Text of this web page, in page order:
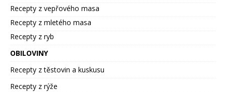
Recepty z vepřového masa
Recepty z mletého masa
Recepty z ryb
OBILOVINY
Recepty z těstovin a kuskusu
Recepty z rýže